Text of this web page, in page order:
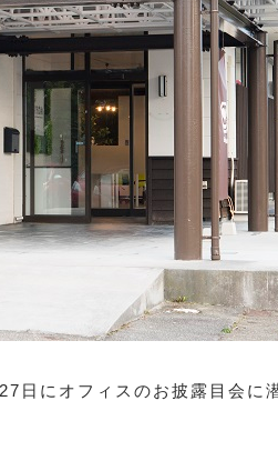
日にオフィスのお披露目会に